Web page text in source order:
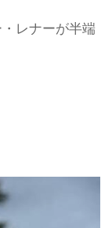
レナーが半端